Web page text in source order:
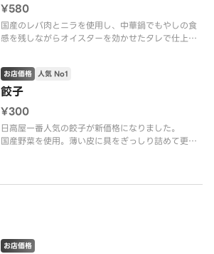
¥580
国産のレバ肉とニラを使用し、中華鍋でもやしの食
感を残しながらオイスターを効かせたタレで仕上げ
餃子
お店価格 人気 No1
¥300
日高屋一番人気の餃子が新価格になりました。
国産野菜を使用。薄い皮に具をぎっしり詰めて更に
お店価格